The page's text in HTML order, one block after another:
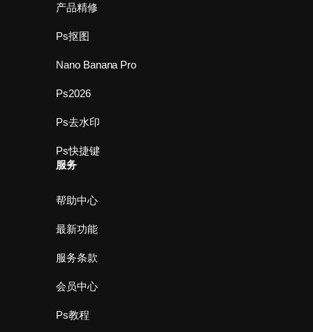
产品精修
Ps抠图
Nano Banana Pro
Ps2026
Ps去水印
Ps快捷键
服务
帮助中心
最新功能
服务条款
会员中心
Ps教程